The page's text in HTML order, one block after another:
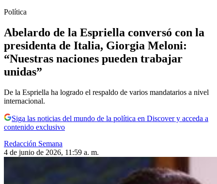
Política
Abelardo de la Espriella conversó con la
presidenta de Italia, Giorgia Meloni:
“Nuestras naciones pueden trabajar
unidas”
De la Espriella ha logrado el respaldo de varios mandatarios a nivel
internacional.
Siga las noticias del mundo de la política en Discover y acceda a
contenido exclusivo
Redacción Semana
4 de junio de 2026, 11:59 a. m.